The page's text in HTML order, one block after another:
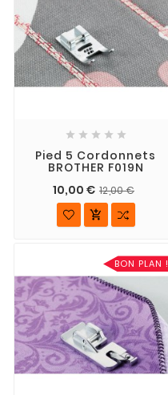
    
Pied 5 Cordonnets
BROTHER F019N
10,00 € 12,00 €

BON PLAN !